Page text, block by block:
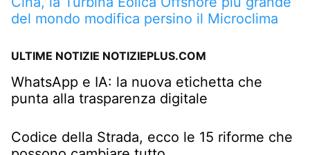
del mondo modifica persino il Microclima
ULTIME NOTIZIE NOTIZIEPLUS.COM
WhatsApp e IA: la nuova etichetta che
punta alla trasparenza digitale
Codice della Strada, ecco le 15 riforme che